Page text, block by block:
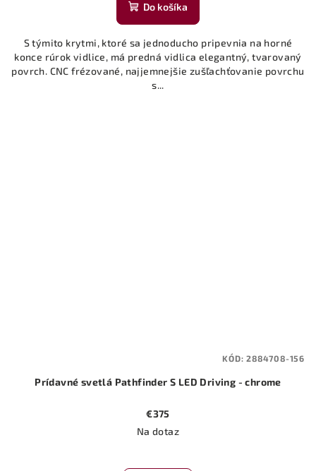
Do košíka
S týmito krytmi, ktoré sa jednoducho pripevnia na horné
konce rúrok vidlice, má predná vidlica elegantný, tvarovaný
povrch. CNC frézované, najjemnejšie zušľachťovanie povrchu
s...
Prídavné svetlá Pathfinder S LED Driving - chrome
€375
Na dotaz
KÓD:2884708-156